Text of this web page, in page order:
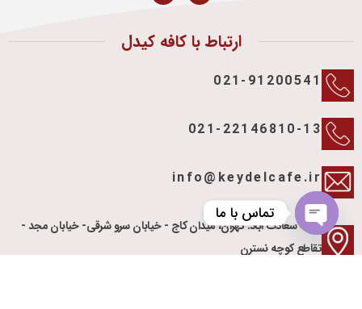
ارتباط با کافه کیدل
021-91200541
021-22146810-13
info@keydelcafe.ir
شعبه سعادت آباد: تهران، میدان کاج - خیابان سرو شرقی- خیابان مجد -
تقاطع کوچه نسترن
تماس با ما
Open